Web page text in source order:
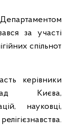
за участі
спільнот
керівники
Києва,
науковці,